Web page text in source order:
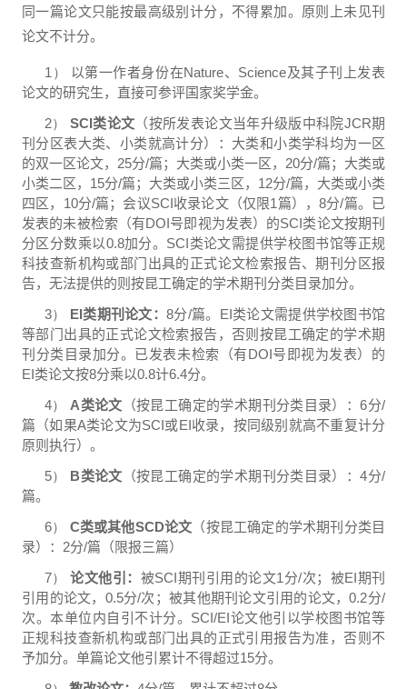
同一篇论文只能按最高级别计分，不得累加。原则上未见刊
论文不计分。
1） 以第一作者身份在Nature、 Science及其子刊上发表
论文的研究生，直接可参评国家奖学金。
2）SCI类论文 （按所发表论文当年升级版中科院JCR期
刊分区表大类、小类就高计分）：大类和小类学科均为一区
的双一区论文， 25分/篇； 大类或小类一区， 20分/篇；大类或
小类二区， 15分/篇；大类或小类三区， 12分/篇，大类或小类
四区， 10分/篇；会议SCI收录论文（仅限1篇），8分/篇。已
发表的未被检索（有DOI号即视为发表）的SCI类论文按期刊
分区分数乘以0.8加分。 SCI类论文需提供学校图书馆等正规
科技查新机构或部门出具的正式论文检索报告、期刊分区报
告，无法提供的则按昆工确定的学术期刊分类目录加分。
3） EI类期刊论文：8分/篇。 EI类论文需提供学校图书馆
等部门出具的正式论文检索报告，否则按昆工确定的学术期
刊分类目录加分。已发表未检索（有DOI号即视为发表）的
EI类论文按8分乘以0.8计6.4分。
4） A类论文 （按昆工确定的学术期刊分类目录）：6分/
篇（如果A类论文为SCI或EI收录，按同级别就高不重复计分
原则执行）。
5） B类论文 （按昆工确定的学术期刊分类目录）：4分/
篇。
6） C类或其他SCD论文 （按昆工确定的学术期刊分类目
录）： 2分/篇（限报三篇）
7）论文他引： 被SCI期刊引用的论文1 分/次；被EI期刊
引用的论文， 0.5分/次；被其他期刊论文引用的论文，0.2分/
次。本单位内自引不计分。 SCI/EI论文他引以学校图书馆等
正规科技查新机构或部门出具的正式引用报告为准，否则不
予加分。单篇论文他引累计不得超过15分。